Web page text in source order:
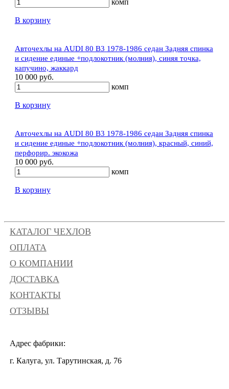
комп
В корзину
Авточехлы на AUDI 80 В3 1978-1986 седан Задняя спинка
и сидение единые +подлокотник (молния), синяя точка,
капучино, жаккард
10 000 руб.
комп
В корзину
Авточехлы на AUDI 80 В3 1978-1986 седан Задняя спинка
и сидение единые +подлокотник (молния), красный, синий,
перфорир. экокожа
10 000 руб.
комп
В корзину
КАТАЛОГ ЧЕХЛОВ
ОПЛАТА
О КОМПАНИИ
ДОСТАВКА
КОНТАКТЫ
ОТЗЫВЫ
Адрес фабрики:
г. Калуга, ул. Тарутинская, д. 76